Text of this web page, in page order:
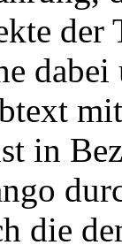
der
in
die